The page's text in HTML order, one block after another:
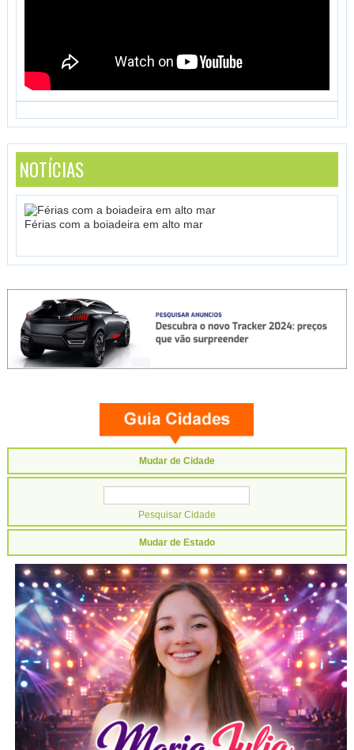
NOTÍCIAS
Férias com a boiadeira em alto mar
Mudar de Cidade
Mudar de Estado